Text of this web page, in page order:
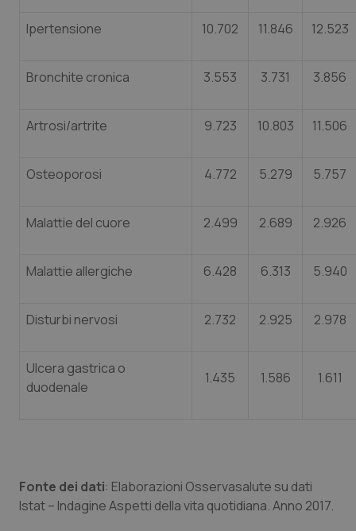
Tumore al seno
Tumore ovarico
Tumori del Polmone & Testa Collo
Ipertensione 10.702 11.846 12.523
Bronchite cronica 3.553 3.731 3.856
Artrosi/artrite 9.723 10.803 11.506
Osteoporosi 4.772 5.279 5.757
Malattie del cuore 2.499 2.689 2.926
Malattie allergiche 6.428 6.313 5.940
Disturbi nervosi 2.732 2.925 2.978
Ulcera gastrica o
duodenale
1.435 1.586 1.611
Fonte dei dati: Elaborazioni Osservasalute su dati
Istat – Indagine Aspetti della vita quotidiana. Anno 2017.